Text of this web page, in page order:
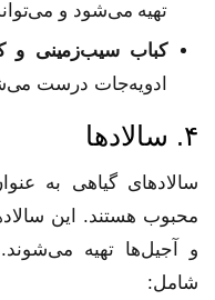
تهیه می‌شود و
کباب سیب‌زمینی و
ادویه‌جات درست
۴. سالادها
سالادهای گیاهی به
محبوب هستند. این
و آجیل‌ها تهیه
شامل: